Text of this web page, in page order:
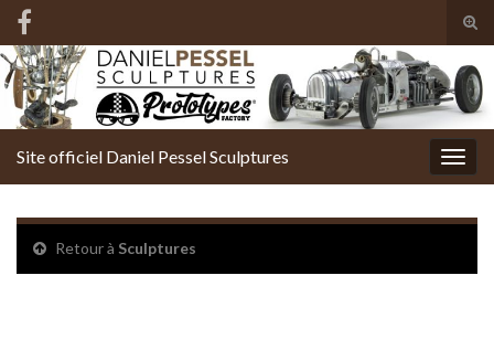
Search for:
Site officiel Daniel Pessel Sculptures
Retour à Sculptures